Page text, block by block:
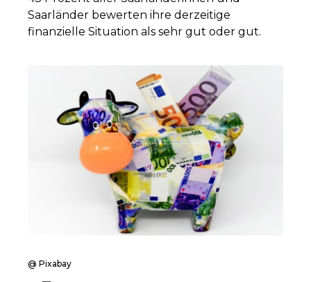
Saarländer bewerten ihre derzeitige
finanzielle Situation als sehr gut oder gut.
@ Pixabay